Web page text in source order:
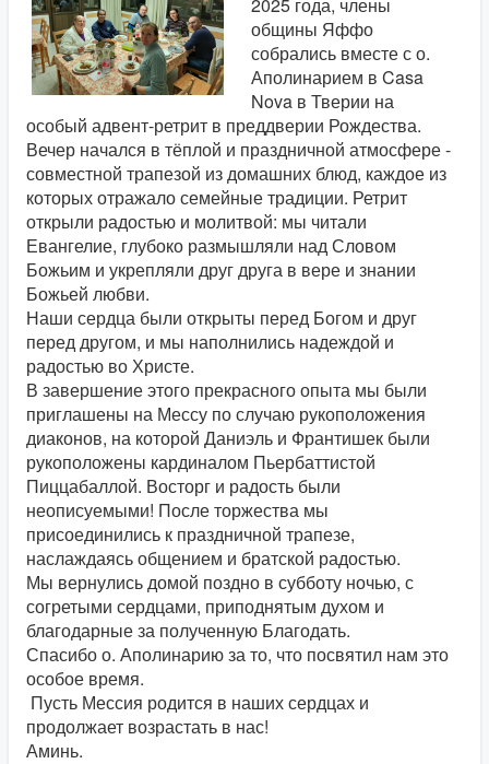
общины Яффо
собрались вместе с о.
Аполинарием в Casa
Nova в Тверии на
особый адвент-ретрит в преддверии Рождества.
Вечер начался в тёплой и праздничной атмосфере -
совместной трапезой из домашних блюд, каждое из
которых отражало семейные традиции. Ретрит
открыли радостью и молитвой: мы читали
Евангелие, глубоко размышляли над Словом
Божьим и укрепляли друг друга в вере и знании
Божьей любви.
Наши сердца были открыты перед Богом и друг
перед другом, и мы наполнились надеждой и
радостью во Христе.
В завершение этого прекрасного опыта мы были
приглашены на Мессу по случаю рукоположения
диаконов, на которой Даниэль и Франтишек были
рукоположены кардиналом Пьербаттистой
Пиццабаллой. Восторг и радость были
неописуемыми! После торжества мы
присоединились к праздничной трапезе,
наслаждаясь общением и братской радостью.
Мы вернулись домой поздно в субботу ночью, с
согретыми сердцами, приподнятым духом и
благодарные за полученную Благодать.
Спасибо о. Аполинарию за то, что посвятил нам это
особое время.
Пусть Мессия родится в наших сердцах и
продолжает возрастать в нас!
Аминь.